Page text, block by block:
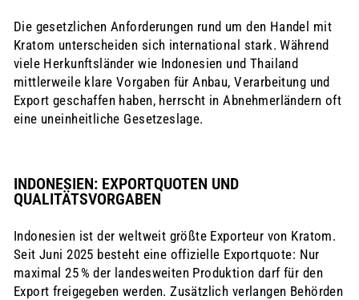
Die gesetzlichen Anforderungen rund um den Handel mit
Kratom unterscheiden sich international stark. Während
viele Herkunftsländer wie Indonesien und Thailand
mittlerweile klare Vorgaben für Anbau, Verarbeitung und
Export geschaffen haben, herrscht in Abnehmerländern oft
eine uneinheitliche Gesetzeslage.
INDONESIEN: EXPORTQUOTEN UND
QUALITÄTSVORGABEN
Indonesien ist der weltweit größte Exporteur von Kratom.
Seit Juni 2025 besteht eine offizielle Exportquote: Nur
maximal 25 % der landesweiten Produktion darf für den
Export freigegeben werden. Zusätzlich verlangen Behörden